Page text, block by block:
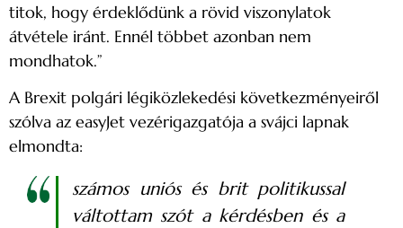
titok, hogy érdeklődünk a rövid viszonylatok
átvétele iránt. Ennél többet azonban nem
mondhatok.”
A Brexit polgári légiközlekedési következményeiről
szólva az easyJet vezérigazgatója a svájci lapnak
elmondta:
számos uniós és brit politikussal
váltottam szót a kérdésben és a